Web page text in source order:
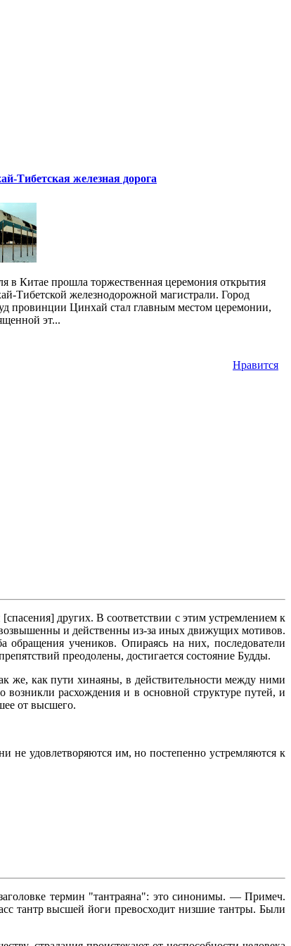
Тибетская железная дорога
в Китае прошла торжественная церемония открытия
Тибетской железнодорожной магистрали. Город
провинции Цинхай стал главным местом церемонии,
эт...
Нравится
других. В соответствии с этим устремлением к
и действенны из-за иных движущих мотивов.
учеников. Опираясь на них, последователи
преодолены, достигается состояние Будды.
же, как пути хинаяны, в действительности между ними
расхождения и в основной структуре путей, и
от высшего.
не удовлетворяются им, но постепенно устремляются к
термин "тантраяна": это синонимы. — Примеч.
тантр высшей йоги превосходит низшие тантры. Были